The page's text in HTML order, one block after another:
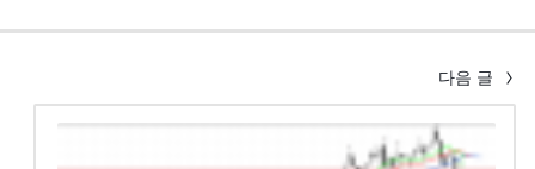
다음 글